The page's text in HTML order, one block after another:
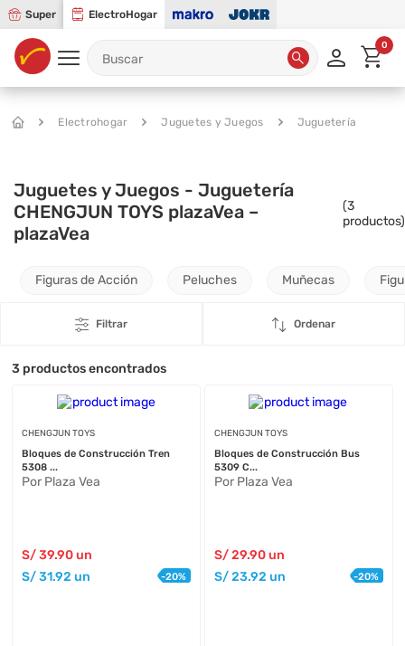
Super ElectroHogar
0
Electrohogar Juguetes y Juegos Juguetería
Juguetes y Juegos - Juguetería
CHENGJUN TOYS plazaVea –
plazaVea
(3
productos)
Figuras de Acción Peluches Muñecas
Filtrar Ordenar
3 productos encontrados
CHENGJUN TOYS
Bloques de Construcción Tren
5308 ...
Por Plaza Vea
S/39.90 un
S/31.92 un -20%
CHENGJUN TOYS
Bloques de Construcción Bus
5309 C...
Por Plaza Vea
S/29.90un
S/23.92 un -20%